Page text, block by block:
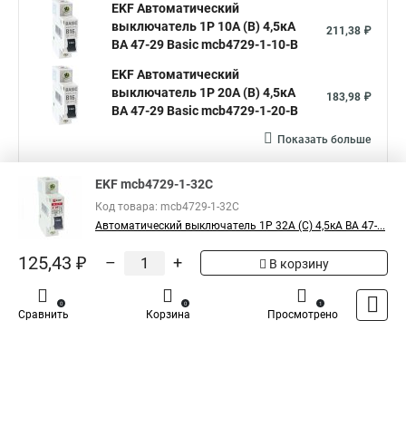
EKF Автоматический
выключатель 1P 10А (B) 4,5кА
ВА 47-29 Basic mcb4729-1-10-B
211,38 ₽
EKF Автоматический
выключатель 1P 20А (B) 4,5кА
ВА 47-29 Basic mcb4729-1-20-B
183,98 ₽
Показать больше
Аналоги по цене
выключатель 1P 6А (C) 4,5кА ВА
47-29 Basic mcb4729-1-06C
130,18 ₽
EKF Автоматический
выключатель 1P 10А (C) 4,5кА
EKF mcb4729-1-32C
Код товара: mcb4729-1-32C
Автоматический выключатель 1P 32А (C) 4,5кА ВА 47-...
125,43 ₽ – + В корзину
Сравнить
0
Корзина
0
Просмотрено
1